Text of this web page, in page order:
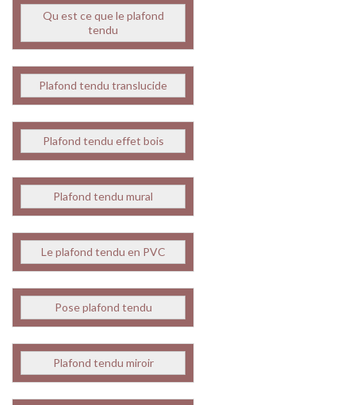
Qu est ce que le plafond
tendu
Plafond tendu translucide
Plafond tendu effet bois
Plafond tendu mural
Le plafond tendu en PVC
Pose plafond tendu
Plafond tendu miroir